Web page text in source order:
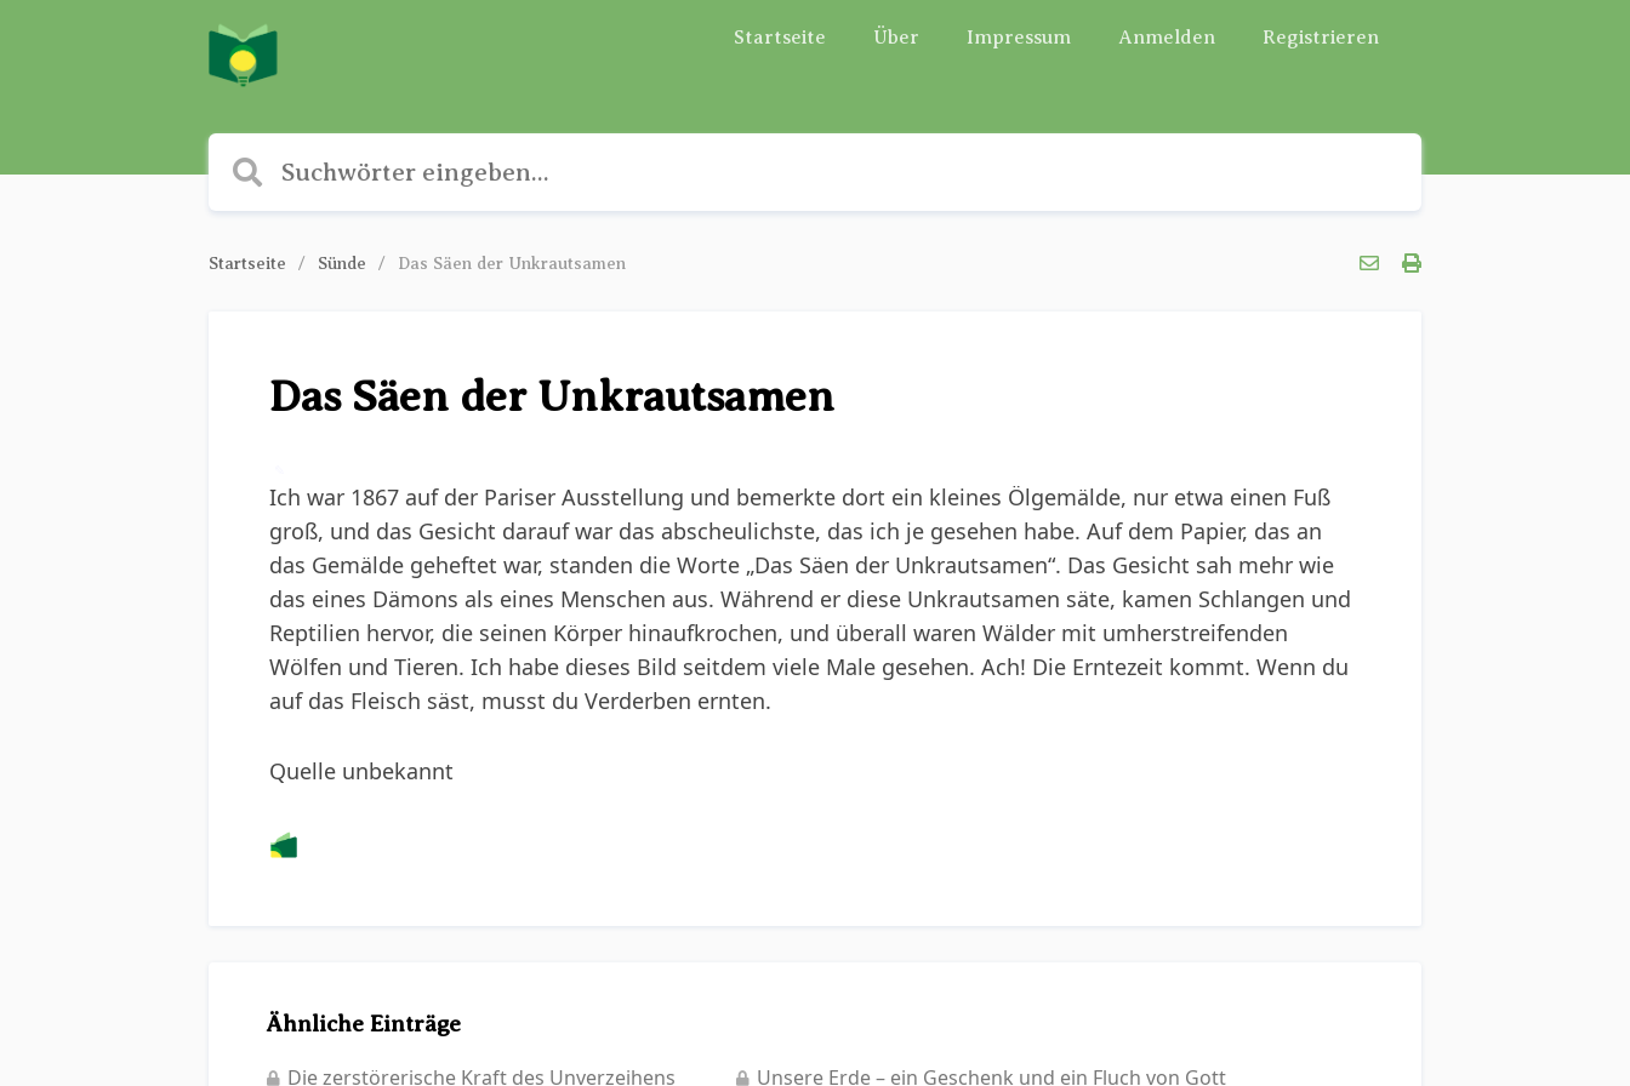
Startseite Über Impressum Anmelden Registrieren
Startseite Sünde Das Säen der Unkrautsamen
Das Säen der Unkrautsamen
Ich war 1867 auf der Pariser Ausstellung und bemerkte dort ein kleines Ölgemälde, nur etwa einen Fuß
groß, und das Gesicht darauf war das abscheulichste, das ich je gesehen habe. Auf dem Papier, das an
das Gemälde geheftet war, standen die Worte „Das Säen der Unkrautsamen“. Das Gesicht sah mehr wie
das eines Dämons als eines Menschen aus. Während er diese Unkrautsamen säte, kamen Schlangen und
Reptilien hervor, die seinen Körper hinaufkrochen, und überall waren Wälder mit umherstreifenden
Wölfen und Tieren. Ich habe dieses Bild seitdem viele Male gesehen. Ach! Die Erntezeit kommt. Wenn du
auf das Fleisch säst, musst du Verderben ernten.
Quelle unbekannt
Ähnliche Einträge
Die zerstörerische Kraft des Unverzeihens Unsere Erde – ein Geschenk und ein Fluch von Gott